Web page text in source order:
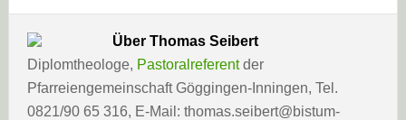
Über Thomas Seibert
Diplomtheologe, Pastoralreferentder
Pfarreiengemeinschaft Göggingen-Inningen, Tel.
0821/90 65 316, E-Mail: thomas.seibert@bistum-